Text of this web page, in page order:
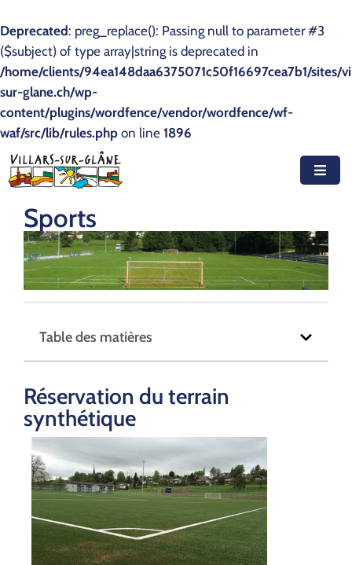
Deprecated: preg_replace(): Passing null to parameter #3
($subject) of type array|string is deprecated in
/home/clients/94ea148daa6375071c50f16697cea7b1/sites/
sur-glane.ch/wp-
content/plugins/wordfence/vendor/wordfence/wf-
waf/src/lib/rules.php on line 1896
Accueil
Actualités
Agenda
Autorités
Documents
Découvrir
Contact
Sports
Table des matières
Réservation du terrain
synthétique